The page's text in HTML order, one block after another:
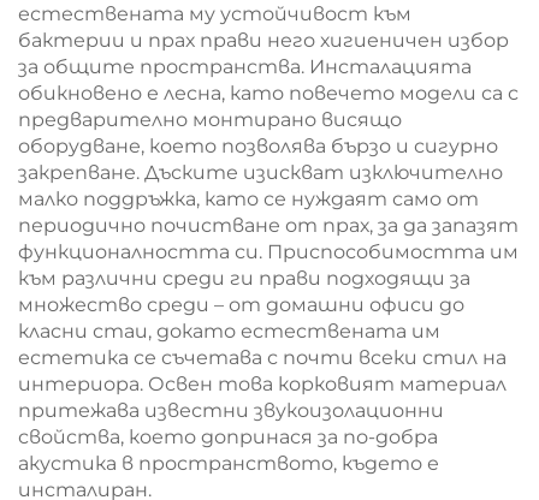
естествената му устойчивост към
бактерии и прах прави него хигиеничен избор
за общите пространства. Инсталацията
обикновено е лесна, като повечето модели са с
предварително монтирано висящо
оборудване, което позволява бързо и сигурно
закрепване. Дъските изискват изключително
малко поддръжка, като се нуждаят само от
периодично почистване от прах, за да запазят
функционалността си. Приспособимостта им
към различни среди ги прави подходящи за
множество среди – от домашни офиси до
класни стаи, докато естествената им
естетика се съчетава с почти всеки стил на
интериора. Освен това корковият материал
притежава известни звукоизолационни
свойства, което допринася за по-добра
акустика в пространството, където е
инсталиран.